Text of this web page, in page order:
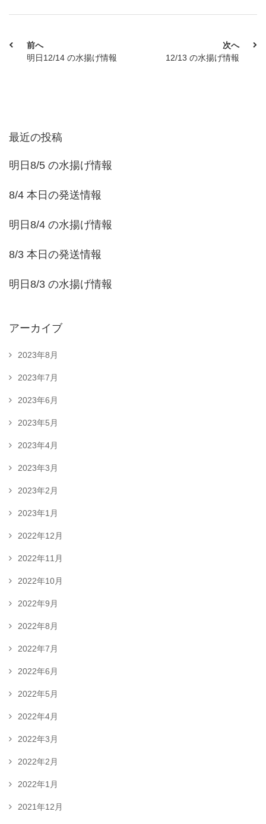
前へ
明日12/14 の水揚げ情報
次へ
12/13 の水揚げ情報
最近の投稿
明日8/5 の水揚げ情報
8/4 本日の発送情報
明日8/4 の水揚げ情報
8/3 本日の発送情報
明日8/3 の水揚げ情報
アーカイブ
2023年8月
2023年7月
2023年6月
2023年5月
2023年4月
2023年3月
2023年2月
2023年1月
2022年12月
2022年11月
2022年10月
2022年9月
2022年8月
2022年7月
2022年6月
2022年5月
2022年4月
2022年3月
2022年2月
2022年1月
2021年12月